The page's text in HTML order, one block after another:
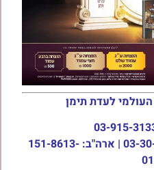
לעדת תימן
8416* | 03-30-8888-5 | ארה"ב: 151-8613-